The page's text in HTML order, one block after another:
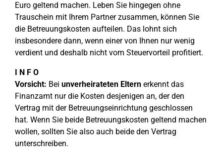
Euro geltend machen. Leben Sie hingegen ohne
Trauschein mit Ihrem Partner zusammen, können Sie
die Betreuungskosten aufteilen. Das lohnt sich
insbesondere dann, wenn einer von Ihnen nur wenig
verdient und deshalb nicht vom Steuervorteil profitiert.
I N F O
Vorsicht: Bei unverheirateten Eltern erkennt das
Finanzamt nur die Kosten desjenigen an, der den
Vertrag mit der Betreuungseinrichtung geschlossen
hat. Wenn Sie beide Betreuungskosten geltend machen
wollen, sollten Sie also auch beide den Vertrag
unterschreiben.